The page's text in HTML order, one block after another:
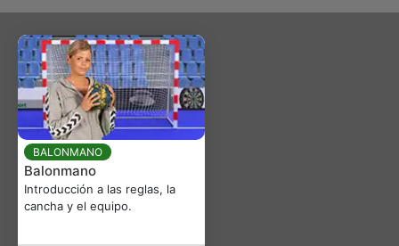
BALONMANO
Balonmano
Introducción a las reglas, la
cancha y el equipo.